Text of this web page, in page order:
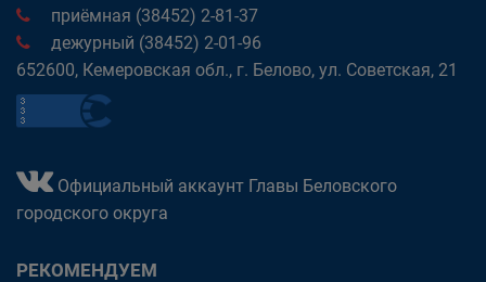
приёмная (38452) 2-81-37
дежурный (38452) 2-01-96
652600, Кемеровская обл., г. Белово, ул. Советская, 21
Официальный аккаунт Главы Беловского
городского округа
РЕКОМЕНДУЕМ